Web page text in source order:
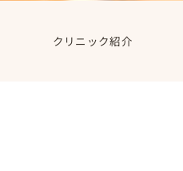
クリニック紹介